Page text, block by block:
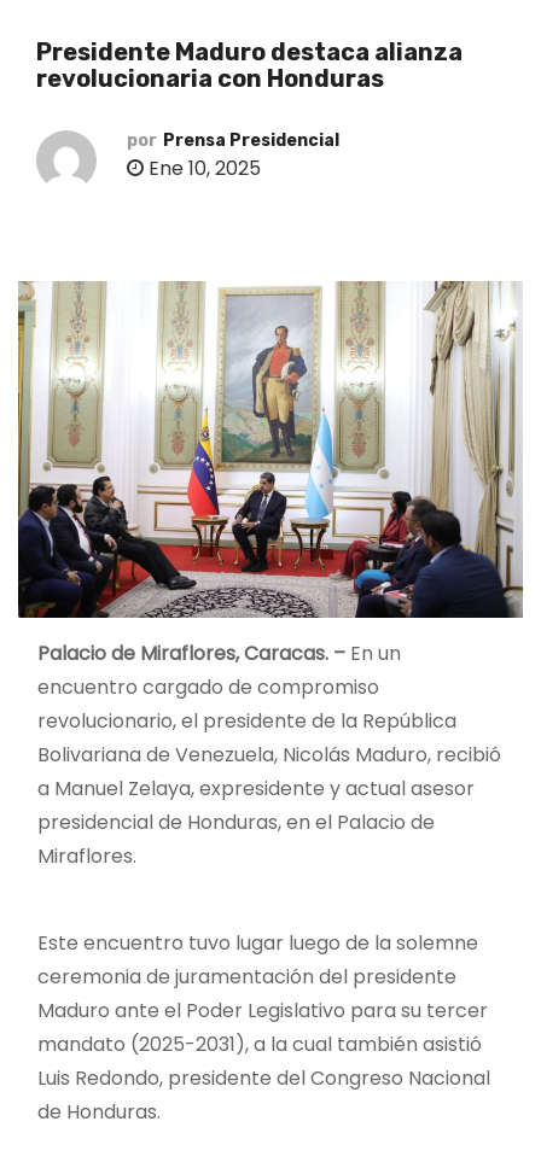
Presidente Maduro destaca alianza
revolucionaria con Honduras
por Prensa Presidencial
Ene 10, 2025
Palacio de Miraflores, Caracas. – En un
encuentro cargado de compromiso
revolucionario, el presidente de la República
Bolivariana de Venezuela, Nicolás Maduro, recibió
a Manuel Zelaya, expresidente y actual asesor
presidencial de Honduras, en el Palacio de
Miraflores.
Este encuentro tuvo lugar luego de la solemne
ceremonia de juramentación del presidente
Maduro ante el Poder Legislativo para su tercer
mandato (2025-2031), a la cual también asistió
Luis Redondo, presidente del Congreso Nacional
de Honduras.